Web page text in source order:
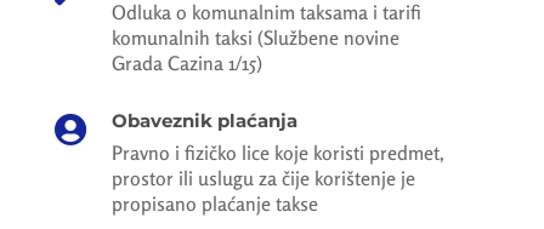
Odluka o komunalnim taksama i tarifi
komunalnih taksi (Službene novine
Grada Cazina 1/15)
 Obaveznik plaćanja
Pravno i fizičko lice koje koristi predmet,
prostor ili uslugu za čije korištenje je
propisano plaćanje takse